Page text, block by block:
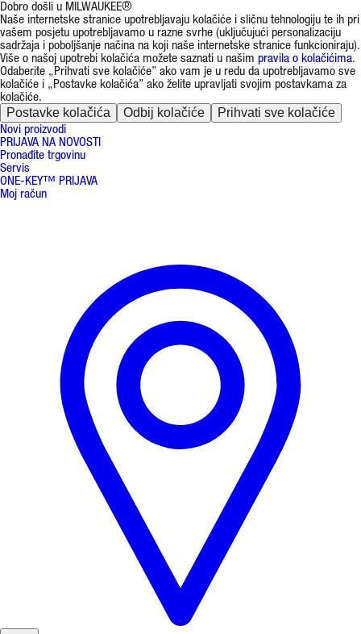
Dobro došli u MILWAUKEE®
Naše internetske stranice upotrebljavaju kolačiće i sličnu tehnologiju te ih pri
vašem posjetu upotrebljavamo u razne svrhe (uključujući personalizaciju
sadržaja i poboljšanje načina na koji naše internetske stranice funkcioniraju).
Više o našoj upotrebi kolačića možete saznati u našim pravila o kolačićima.
Odaberite „Prihvati sve kolačiće” ako vam je u redu da upotrebljavamo sve
kolačiće i „Postavke kolačića” ako želite upravljati svojim postavkama za
kolačiće.
Postavke kolačića Odbij kolačiće Prihvati sve kolačiće
Novi proizvodi
PRIJAVA NA NOVOSTI
Pronađite trgovinu
Servis
ONE-KEY™ PRIJAVA
Moj račun